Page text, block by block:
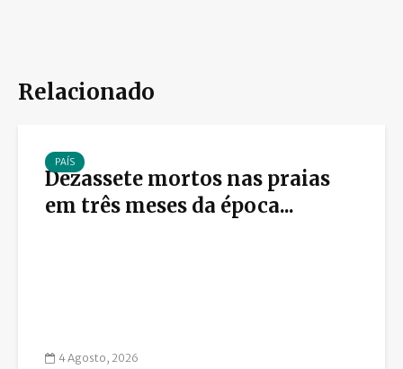
Relacionado
PAÍS
Dezassete mortos nas praias
em três meses da época...
4 Agosto, 2026